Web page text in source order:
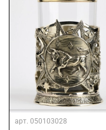
арт. 050103028